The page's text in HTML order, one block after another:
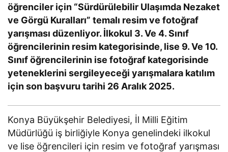
öğrenciler için “Sürdürülebilir Ulaşımda Nezaket
ve Görgü Kuralları” temalı resim ve fotoğraf
yarışması düzenliyor. İlkokul 3. Ve 4. Sınıf
öğrencilerinin resim kategorisinde, lise 9. Ve 10.
Sınıf öğrencilerinin ise fotoğraf kategorisinde
yeteneklerini sergileyeceği yarışmalara katılım
için son başvuru tarihi 26 Aralık 2025.
Konya Büyükşehir Belediyesi, İl Milli Eğitim
Müdürlüğü iş birliğiyle Konya genelindeki ilkokul
ve lise öğrencileri için resim ve fotoğraf yarışması